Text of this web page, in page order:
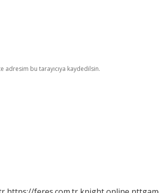
adresim bu tarayıcıya kaydedilsin.